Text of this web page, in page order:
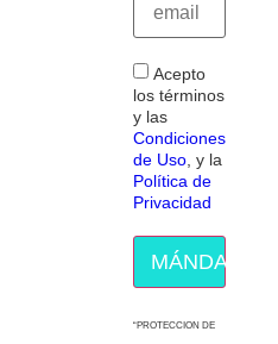
Acepto
los términos
y las
Condiciones
de Uso, y la
Política de
Privacidad
MÁNDAME
“PROTECCION DE